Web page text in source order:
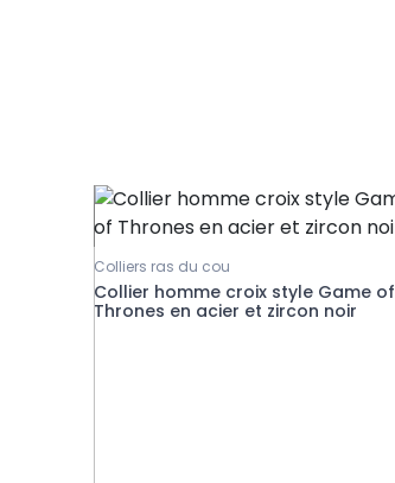
Colliers ras du cou
Collier homme croix style Game of
Thrones en acier et zircon noir